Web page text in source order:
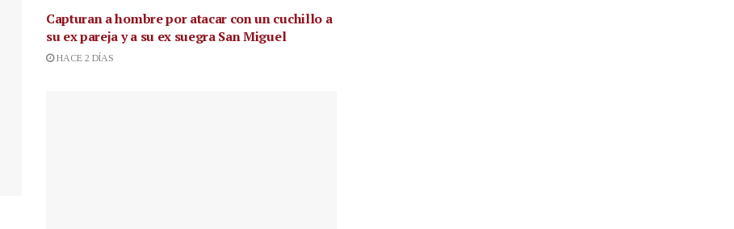
Capturan a hombre por atacar con un cuchillo a
su ex pareja y a su ex suegra San Miguel
HACE 2 DÍAS